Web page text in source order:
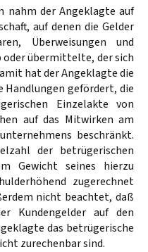
nahm der Angeklagte auf
auf denen die Gelder
Überweisungen und
oder übermittelte, der sich
hat der Angeklagte die
Handlungen gefördert, die
Einzelakte von
auf das Mitwirken am
beschränkt.
der betrügerischen
Gewicht seines hierzu
zugerechnet
nicht beachtet, daß
Kundengelder auf den
das betrügerische
zurechenbar sind.